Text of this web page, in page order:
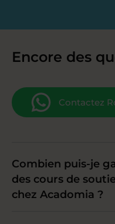
Encore des
Contactez
Combien puis-je
des cours de
chez Acadomia ?